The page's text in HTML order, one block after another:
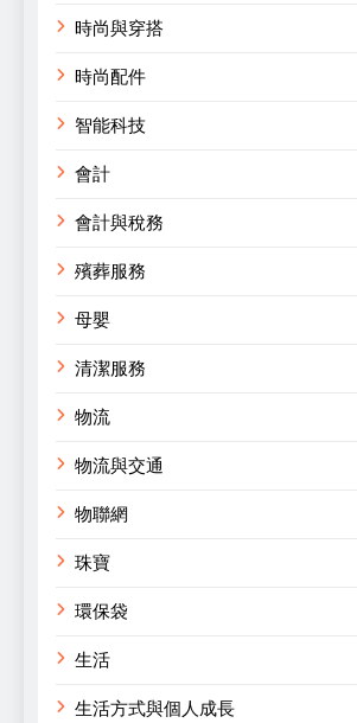
時尚與穿搭
時尚配件
智能科技
會計
會計與稅務
殯葬服務
母嬰
清潔服務
物流
物流與交通
物聯網
珠寶
環保袋
生活
生活方式與個人成長